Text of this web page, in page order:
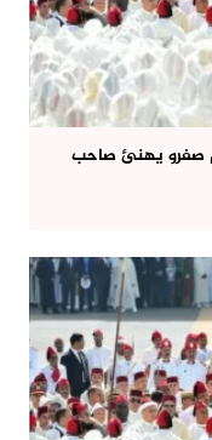
صفرو يهنئ صاحب